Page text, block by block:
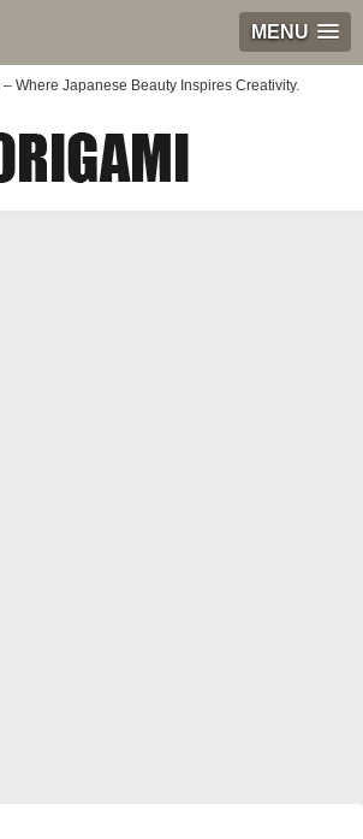
MENU
Where Japanese Beauty Inspires Creativity.